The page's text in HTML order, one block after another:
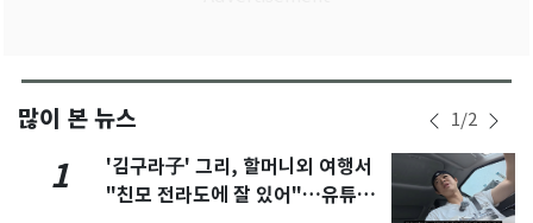
많이 본 뉴스 1/2
1
'김구라子' 그리, 할머니외 여행서
"친모 전라도에 잘 있어"…유튜브